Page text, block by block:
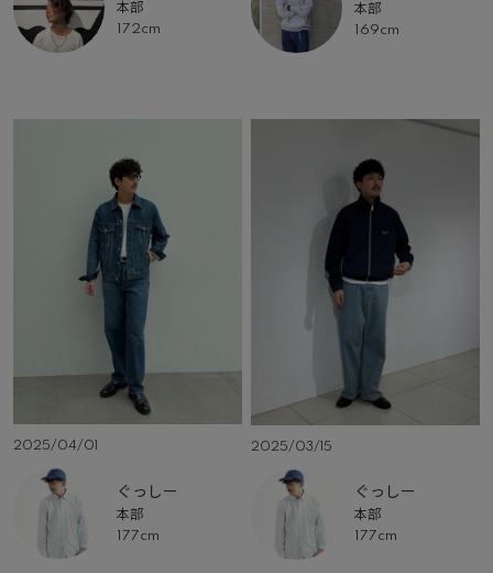
本部
172cm
本部
169cm
2025/04/01
ぐっしー
本部
177cm
2025/03/15
ぐっしー
本部
177cm